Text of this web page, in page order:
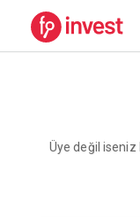
Üye değil iseniz